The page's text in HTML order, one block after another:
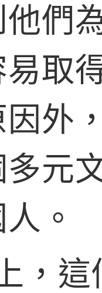
們
取
外
元
。
這